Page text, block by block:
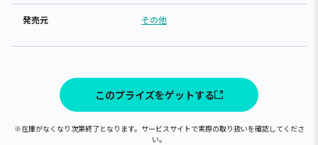
発売元 その他
このプライズをゲットする
※在庫がなくなり次第終了となります。サービスサイトで実際の取り扱いを確認してくださ
い。